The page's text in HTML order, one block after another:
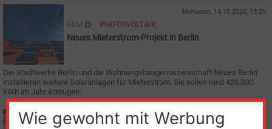
Wie gewohnt mit Werbung
Mittwoch, 14.10.2020, 13:25
E&M PHOTOVOLTAIK
Neues Mieterstrom-Projekt in Berlin
Die Stadtwerke Berlin und die Wohnungsbaugenossenschaft Neues Berlin
installieren weitere Solaranlagen für Mieterstrom. Sie sollen rund 420.000
kWh im Jahr erzeugen.
Dienstag, 13.10.2020, 15:38